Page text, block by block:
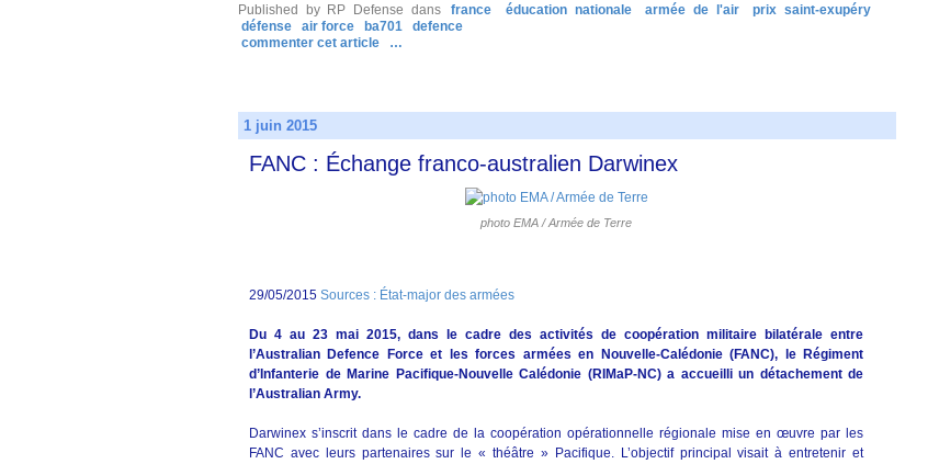
Published by RP Defense dans france éducation nationale armée de l'air
prix saint-exupéry
défense
air force ba701
defence
commenter cet article
…
1 juin 2015
FANC : Échange franco-australien Darwinex
photo EMA / Armée de Terre
29/05/2015 Sources : État-major des armées
Du 4 au 23 mai 2015, dans le cadre des activités de coopération militaire bilatérale entre
l’Australian Defence Force et les forces armées en Nouvelle-Calédonie (FANC), le Régiment
d’Infanterie de Marine Pacifique-Nouvelle Calédonie (RIMaP-NC) a accueilli un détachement de
l’Australian Army.
Darwinex s’inscrit dans le cadre de la coopération opérationnelle régionale mise en œuvre par les
FANC avec leurs partenaires sur le « théâtre » Pacifique. L’objectif principal visait à entretenir et